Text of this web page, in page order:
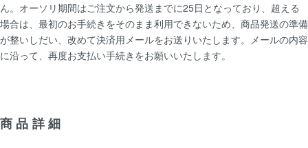
ん。オーソリ期間はご注文から発送までに25日となっており、超える
場合は、最初のお手続きをそのまま利用できないため、商品発送の準備
が整いしだい、改めて決済用メールをお送りいたします。メールの内容
に沿って、再度お支払い手続きをお願いいたします。
商品詳細